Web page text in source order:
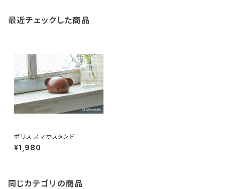
最近チェックした商品
ボリス スマホスタンド
¥1,980
同じカテゴリの商品